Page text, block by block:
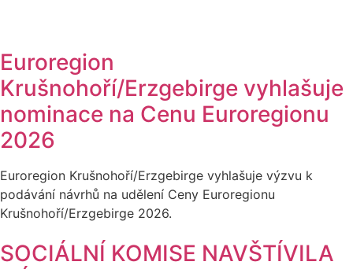
Euroregion
Krušnohoří/Erzgebirge vyhlašuje
nominace na Cenu Euroregionu
2026
Euroregion Krušnohoří/Erzgebirge vyhlašuje výzvu k
podávání návrhů na udělení Ceny Euroregionu
Krušnohoří/Erzgebirge 2026.
SOCIÁLNÍ KOMISE NAVŠTÍVILA